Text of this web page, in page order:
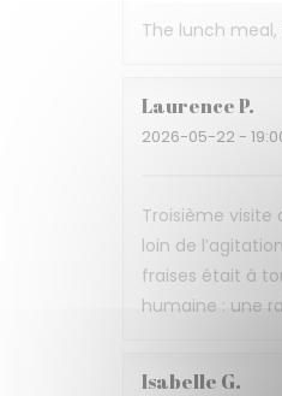
The lunch
LaurenceP
2026-05-22 -
Troisième visite
loin de
fraises était à
humaine : une
Isabelle G